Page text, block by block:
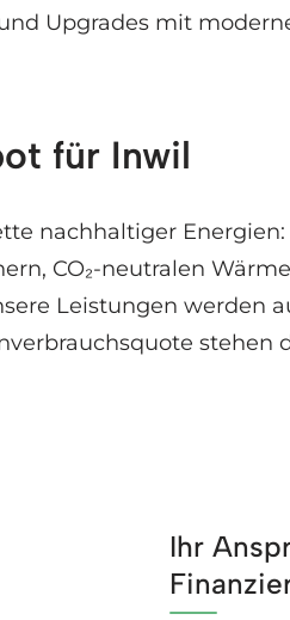
Upgrades mit
für Inwil
nachhaltiger
CO₂-neutralen
Leistungen werden
Ihr